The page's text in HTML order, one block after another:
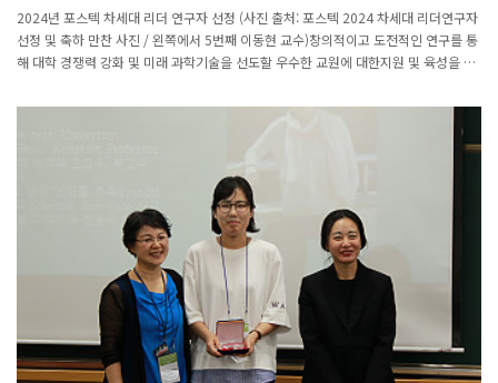
2024년 포스텍 차세대 리더 연구자 선정 (사진 출처: 포스텍 2024 차세대 리더연구자
선정 및 축하 만찬 사진 / 왼쪽에서 5번째 이동현 교수)창의적이고 도전적인 연구를 통
해 대학 경쟁력 강화 및 미래 과학기술을 선도할 우수한 교원에 대한지원 및 육성을 위
년내 부교수 및 교수 승진 자 중, 추천 대상자의 연구성과의 탁월성, 차세대 리더로의
발전가능성,연구분야의 독창성 등을 종합 평가하여 선정하며, 3년간 3억원의 연구비를